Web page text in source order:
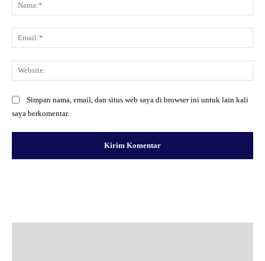
Simpan nama, email, dan situs web saya di browser ini untuk lain kali
saya berkomentar.